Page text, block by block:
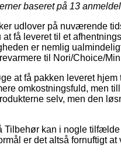
baseret på 13
udlover på nuværende
få leveret til et
er nemlig
til Nori/Choice/
at få pakken leveret
omkostningsfuld, men
selv, men den
Tilbehør kan i nogle
er det altså fornuftigt